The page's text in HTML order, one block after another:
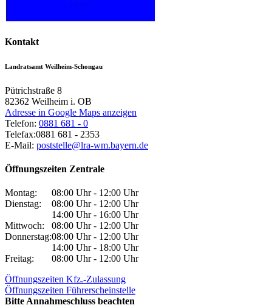
Kontakt
Landratsamt Weilheim-Schongau
Pütrichstraße 8
82362 Weilheim i. OB
Adresse in Google Maps anzeigen
Telefon: 0881 681 - 0
Telefax:0881 681 - 2353
E-Mail: poststelle@lra-wm.bayern.de
Öffnungszeiten Zentrale
Montag:
08:00 Uhr - 12:00 Uhr
Dienstag:
08:00 Uhr - 12:00 Uhr
14:00 Uhr - 16:00 Uhr
Mittwoch:
08:00 Uhr - 12:00 Uhr
Donnerstag:08:00 Uhr - 12:00 Uhr
14:00 Uhr - 18:00 Uhr
Freitag:
08:00 Uhr - 12:00 Uhr
Öffnungszeiten Kfz.-Zulassung
Öffnungszeiten Führerscheinstelle
Bitte Annahmeschluss beachten